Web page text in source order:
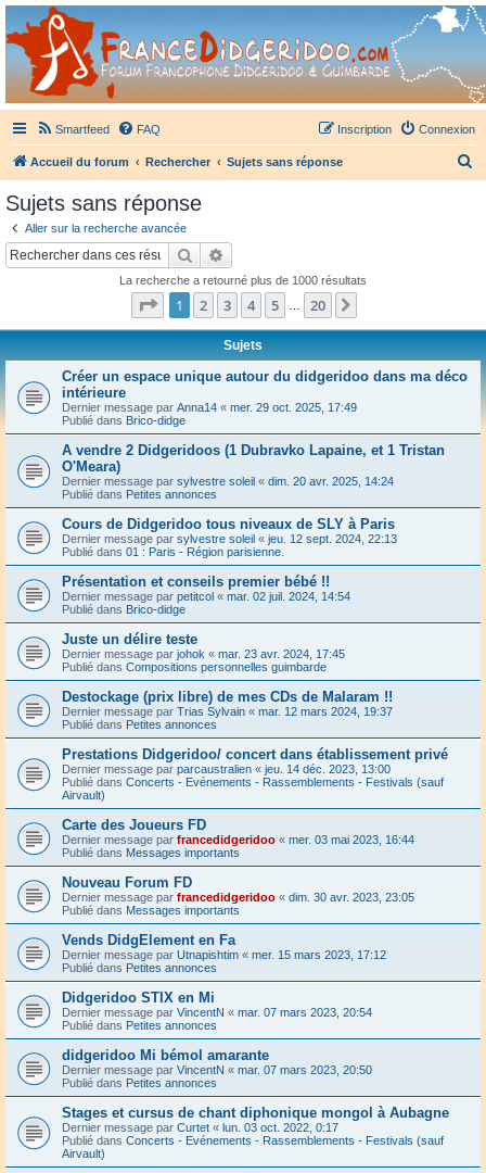
France Didgeridoo
Didgeridoo et Guimbarde sur France Didgeridoo - retrouvez la communauté.
Smartfeed FAQ Connexion
Inscription
Accueil du forum Rechercher Sujets sans réponse
Sujets sans réponse
Aller sur la recherche avancée
Rechercher
La recherche a retourné plus de 1000 résultats
Page 1sur20
1 2 3 4 5 20
Sujets
Créer un espace unique autour du didgeridoo dans ma déco
intérieure
Dernier message par Anna14 « mer. 29 oct. 2025, 17:49
Publié dans Brico-didge
A vendre 2 Didgeridoos (1 Dubravko Lapaine, et 1 Tristan
O'Meara)
Dernier message par sylvestre soleil « dim. 20 avr. 2025, 14:24
Publié dans Petites annonces
Cours de Didgeridoo tous niveaux de SLY à Paris
Dernier message par sylvestre soleil « jeu. 12 sept. 2024, 22:13
Publié dans 01 : Paris - Région parisienne.
Présentation et conseils premier bébé !!
Dernier message par petitcol « mar. 02 juil. 2024, 14:54
Publié dans Brico-didge
Juste un délire teste
Dernier message par johok « mar. 23 avr. 2024, 17:45
Publié dans Compositions personnelles guimbarde
Destockage (prix libre) de mes CDs de Malaram !!
Dernier message par Trias Sylvain « mar. 12 mars 2024, 19:37
Publié dans Petites annonces
Prestations Didgeridoo/ concert dans établissement privé
Dernier message par parcaustralien « jeu. 14 déc. 2023, 13:00
Publié dans Concerts - Evénements - Rassemblements - Festivals (sauf
Airvault)
Carte des Joueurs FD
Dernier message par francedidgeridoo « mer. 03 mai 2023, 16:44
Publié dans Messages importants
Nouveau Forum FD
Dernier message par francedidgeridoo « dim. 30 avr. 2023, 23:05
Publié dans Messages importants
Vends DidgElement en Fa
Dernier message par Utnapishtim « mer. 15 mars 2023, 17:12
Publié dans Petites annonces
Didgeridoo STIX en Mi
Dernier message par VincentN « mar. 07 mars 2023, 20:54
Publié dans Petites annonces
didgeridoo Mi bémol amarante
Dernier message par VincentN « mar. 07 mars 2023, 20:50
Publié dans Petites annonces
Stages et cursus de chant diphonique mongol à Aubagne
Dernier message par Curtet « lun. 03 oct. 2022, 0:17
Publié dans Concerts - Evénements - Rassemblements - Festivals (sauf
Airvault)